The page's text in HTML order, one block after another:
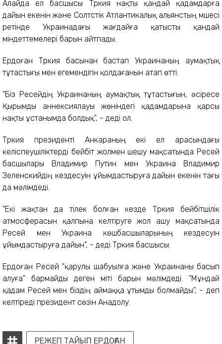
Алайда ел басшысы Түркия нақты қандай қадамдарға
дайын екенін және Солтүстік Атлантикалық альянстың мүшесі
ретінде Украинадағы жағдайға қатысты қандай
міндеттемелері барын айтпады.
Ердоған Түркия басынан бастап Украинаның аумақтық
тұтастығы мен егемендігін қолдағанын атап өтті.
"Біз Ресейдің Украинаның аумақтық тұтастығын, әсіресе
Қырымды аннексиялауы жөніндегі қадамдарына қарсы
нақты ұстанымда болдық", - деді ол.
Түркия президенті Анкараның екі ел арасындағы
келіспеушіліктерді бейбіт жолмен шешу мақсатында Ресей
басшылары Владимир Путин мен Украина Владимир
Зеленскийдің кездесуін ұйымдастыруға дайын екенін тағы
да мәлімдеді.
"Екі жақтан да тілек болған кезде Түркия бейбітшілік
атмосферасын қалпына келтіруге жол ашу мақсатында
Ресей мен Украина көшбасшыларының кездесуін
ұйымдастыруға дайын", - деді Түркия басшысы.
Ердоған Ресей "қарулы шабуылға және Украинаны басып
алуға" бармайды деген үміті барын мәлімдеді. "Мұндай
қадам Ресей мен біздің аймаққа ұтымды болмайды", - деп
келтіреді президент сөзін Анадолу.
РЕЖЕП ТАЙЫП ЕРДОҒАН